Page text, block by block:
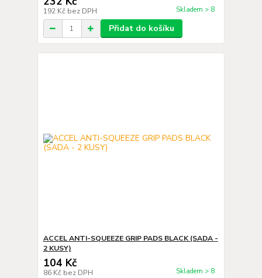
192 Kč bez DPH Skladem > 8
Přidat do košíku
ACCEL ANTI-SQUEEZE GRIP PADS BLACK (SADA -
2 KUSY)
104 Kč
86 Kč bez DPH Skladem > 8